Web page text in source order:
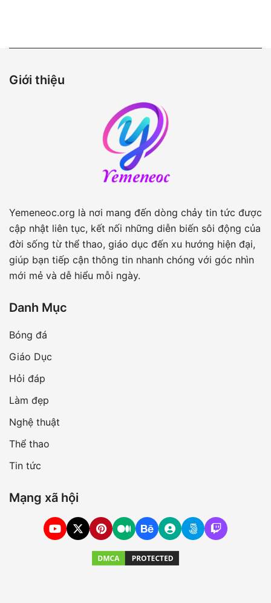
Giới thiệu
Yemeneoc.org là nơi mang đến dòng chảy tin tức được
cập nhật liên tục, kết nối những diễn biến sôi động của
đời sống từ thể thao, giáo dục đến xu hướng hiện đại,
giúp bạn tiếp cận thông tin nhanh chóng với góc nhìn
mới mẻ và dễ hiểu mỗi ngày.
Danh Mục
Bóng đá
Giáo Dục
Hỏi đáp
Làm đẹp
Nghệ thuật
Thể thao
Tin tức
Mạng xã hội